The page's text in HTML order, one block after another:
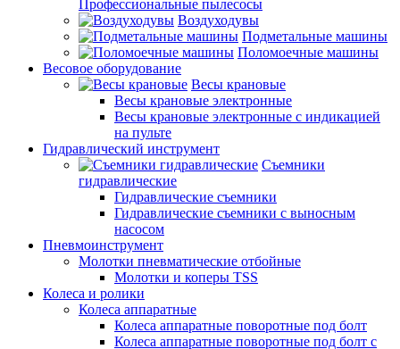
Профессиональные пылесосы
Воздуходувы
Подметальные машины
Поломоечные машины
Весовое оборудование
Весы крановые
Весы крановые электронные
Весы крановые электронные с индикацией
на пульте
Гидравлический инструмент
Съемники
гидравлические
Гидравлические съемники
Гидравлические cъемники с выносным
насосом
Пневмоинструмент
Молотки пневматические отбойные
Молотки и коперы TSS
Колеса и ролики
Колеса аппаратные
Колеса аппаратные поворотные под болт
Колеса аппаратные поворотные под болт с